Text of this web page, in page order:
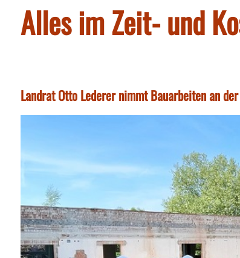
Alles im Zeit- und
Landrat Otto Lederer nimmt Bauarbeiten an